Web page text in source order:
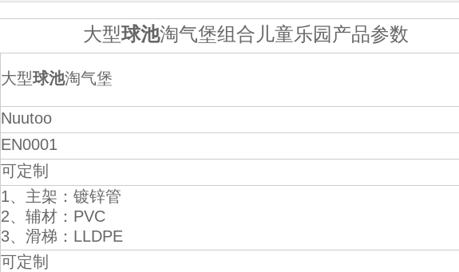
大型球池淘气堡组合儿童乐园产品参数
大型球池淘气堡
Nuutoo
EN0001
可定制
1、主架：镀锌管
2、辅材：PVC
3、滑梯：LLDPE
可定制